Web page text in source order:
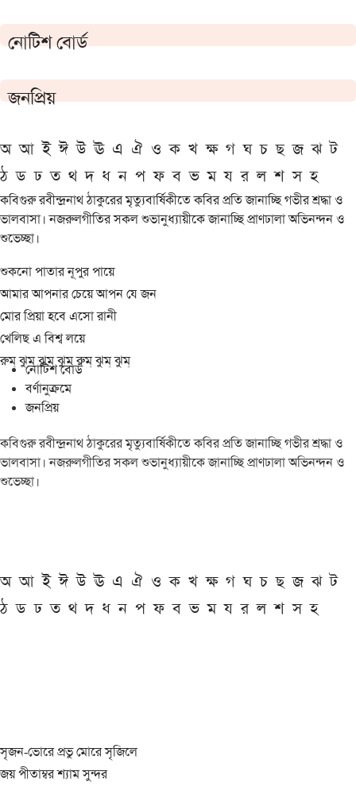
নোটিশ বোর্ড
জনপ্রিয়
অ আ ই ঈ উ ঊ এ ঐ ও ক খ ক্ষ গ ঘ চ ছ জ ঝ ট
ঠ ড ঢ ত থ দ ধ ন প ফ ব ভ ম য র ল শ স হ
কবিগুরু রবীন্দ্রনাথ ঠাকুরের মৃত্যুবার্ষিকীতে কবির প্রতি জানাচ্ছি গভীর শ্রদ্ধা ও
ভালবাসা। নজরুলগীতির সকল শুভানুধ্যায়ীকে জানাচ্ছি প্রাণঢালা অভিনন্দন ও
শুভেচ্ছা।
শুকনো পাতার নূপুর পায়ে
আমার আপনার চেয়ে আপন যে জন
মোর প্রিয়া হবে এসো রানী
খেলিছ এ বিশ্ব লয়ে
রুম্ ঝুম্ ঝুম্ ঝুম্ রুম্ ঝুম্ ঝুম্
নোটিশ বোর্ড
বর্ণানুক্রমে
জনপ্রিয়
কবিগুরু রবীন্দ্রনাথ ঠাকুরের মৃত্যুবার্ষিকীতে কবির প্রতি জানাচ্ছি গভীর শ্রদ্ধা ও
ভালবাসা। নজরুলগীতির সকল শুভানুধ্যায়ীকে জানাচ্ছি প্রাণঢালা অভিনন্দন ও
শুভেচ্ছা।
অ আ ই ঈ উ ঊ এ ঐ ও ক খ ক্ষ গ ঘ চ ছ জ ঝ ট
ঠ ড ঢ ত থ দ ধ ন প ফ ব ভ ম য র ল শ স হ
সৃজন-ভোরে প্রভু মোরে সৃজিলে
জয় পীতাম্বর শ্যাম সুন্দর